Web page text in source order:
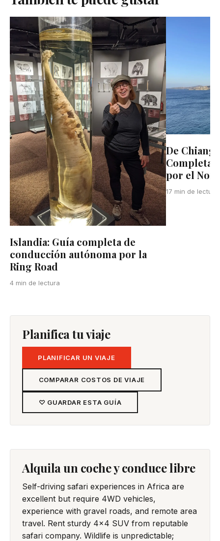
Islandia: Guía completa de
conducción autónoma por la
Ring Road
4 min de lectura
De Chiang
Completa
por el
17 min de lectura
Planifica tu viaje
PLANIFICAR UN VIAJE
COMPARAR COSTOS DE VIAJE
♡ GUARDAR ESTA GUÍA
Alquila un coche y conduce libre
Self-driving safari experiences in Africa are
excellent but require 4WD vehicles,
experience with gravel roads, and remote area
travel. Rent sturdy 4x4 SUV from reputable
safari company. Wildlife is unpredictable;